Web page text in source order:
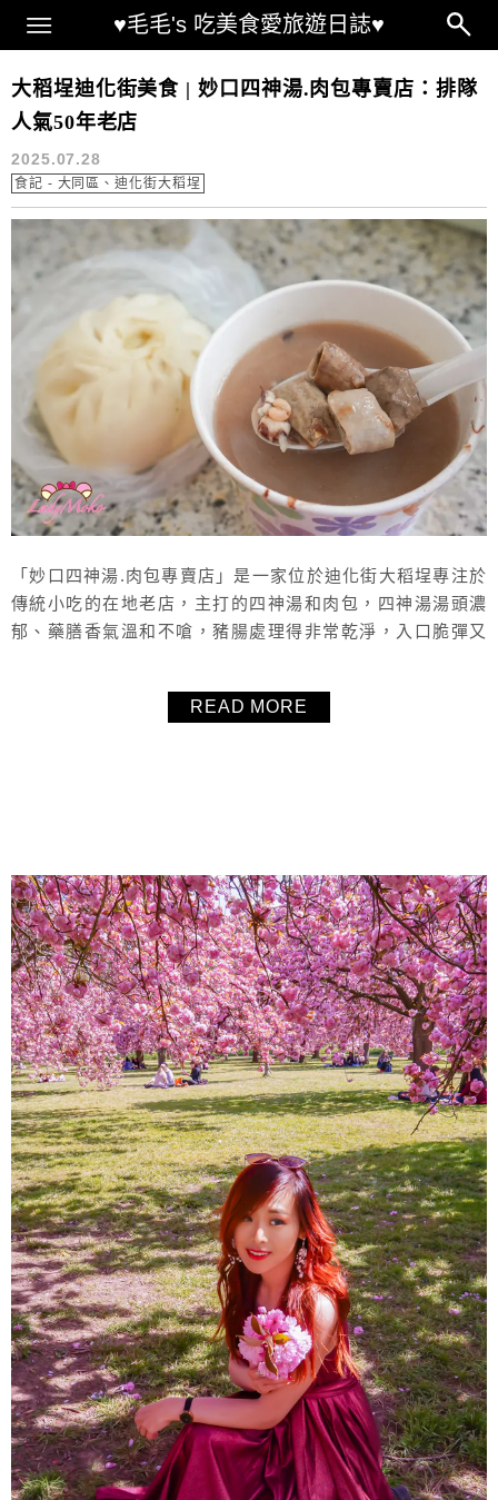
♥毛毛's 吃美食愛旅遊日誌♥
Main Menu
大稻埕包子店
大稻埕迪化街美食 | 妙口四神湯.肉包專賣店：排隊
人氣50年老店
2025.07.28
食記 - 大同區、迪化街大稻埕
「妙口四神湯.肉包專賣店」是一家位於迪化街大稻埕專注於
傳統小吃的在地老店，主打的四神湯和肉包，四神湯湯頭濃
郁、藥膳香氣溫和不嗆，豬腸處理得非常乾淨，入口脆彈又
膩。是來迪化街大稻埕必吃的傳統人氣小吃。
READ MORE
About